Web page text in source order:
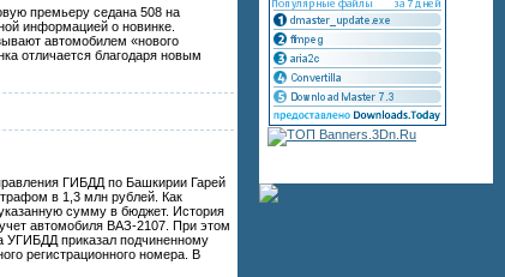
премьеру седана 508 на
информацией о новинке.
автомобилем «нового
отличается благодаря новым
ГИБДД по Башкирии Гарей
в 1,3 млн рублей. Как
сумму в бюджет. История
автомобиля ВАЗ-2107. При этом
УГИБДД приказал подчиненному
регистрационного номера. В